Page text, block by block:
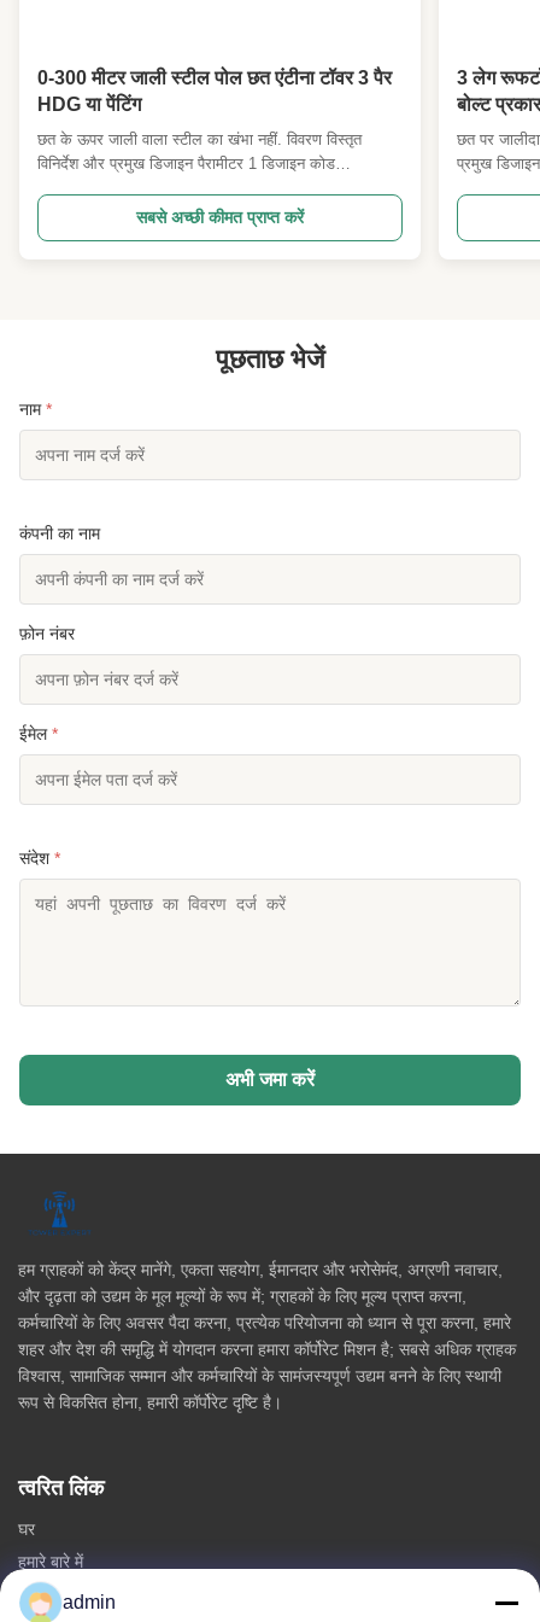
0-300 मीटर जाली स्टील पोल छत एंटीना टॉवर 3 पैर
HDG या पेंटिंग
छत के ऊपर जाली वाला स्टील का खंभा नहीं. विवरण विस्तृत
विनिर्देश और प्रमुख डिजाइन पैरामीटर 1 डिजाइन कोड
लोडिंग 1दुनिया भर में ग्राहकों द्वारा निर्दिष्ट किए गए अनुसार एंटीना
लोड क्षेत्र। 2- हवा की गति ग्राहकों द्वारा अनुरोधित के अनुसार।
3विकृति और मोड़ क...
सबसे अच्छी कीमत प्राप्त करें
3 लेग
बोल्ट
छत पर
प्रमुख
गति। 3.
एक्सपोज...
पूछताछ भेजें
नाम*
कंपनी का नाम
फ़ोन नंबर
ईमेल*
संदेश *
अभी जमा करें
हम ग्राहकों को केंद्र मानेंगे, एकता सहयोग, ईमानदार और भरोसेमंद, अग्रणी नवाचार,
और दृढ़ता को उद्यम के मूल मूल्यों के रूप में; ग्राहकों के लिए मूल्य प्राप्त करना,
कर्मचारियों के लिए अवसर पैदा करना, प्रत्येक परियोजना को ध्यान से पूरा करना, हमारे
शहर और देश की समृद्धि में योगदान करना हमारा कॉर्पोरेट मिशन है; सबसे अधिक ग्राहक
विश्वास, सामाजिक सम्मान और कर्मचारियों के सामंजस्यपूर्ण उद्यम बनने के लिए स्थायी
रूप से विकसित होना, हमारी कॉर्पोरेट दृष्टि है।
त्वरित लिंक
घर
हमारे बारे में
उत्पादों admin